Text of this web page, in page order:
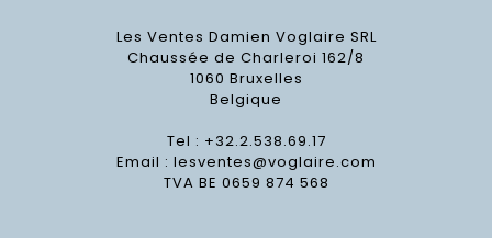
Les Ventes Damien Voglaire SRL
Chaussée de Charleroi 162/8
1060 Bruxelles
Belgique
Tel : +32.2.538.69.17
Email : lesventes@voglaire.com
TVA BE 0659 874 568